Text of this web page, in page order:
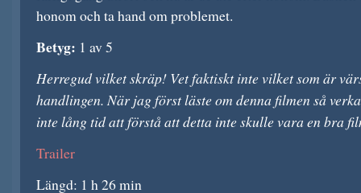
honom och ta hand om problemet.
Betyg: 1 av 5
Herregud vilket skräp! Vet faktiskt inte vilket som är
handlingen. När jag först läste om denna filmen så
inte lång tid att förstå att detta inte skulle vara en bra
Trailer
Längd: 1 h 26 min